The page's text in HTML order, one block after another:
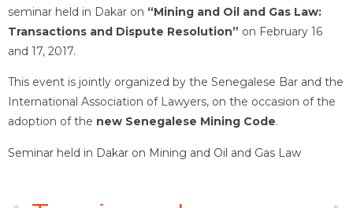
seminar held in Dakar on “Mining and Oil and Gas Law:
Transactions and Dispute Resolution” on February 16
and 17, 2017.
This event is jointly organized by the Senegalese Bar and the
International Association of Lawyers, on the occasion of the
adoption of the new Senegalese Mining Code.
Seminar held in Dakar on Mining and Oil and Gas Law